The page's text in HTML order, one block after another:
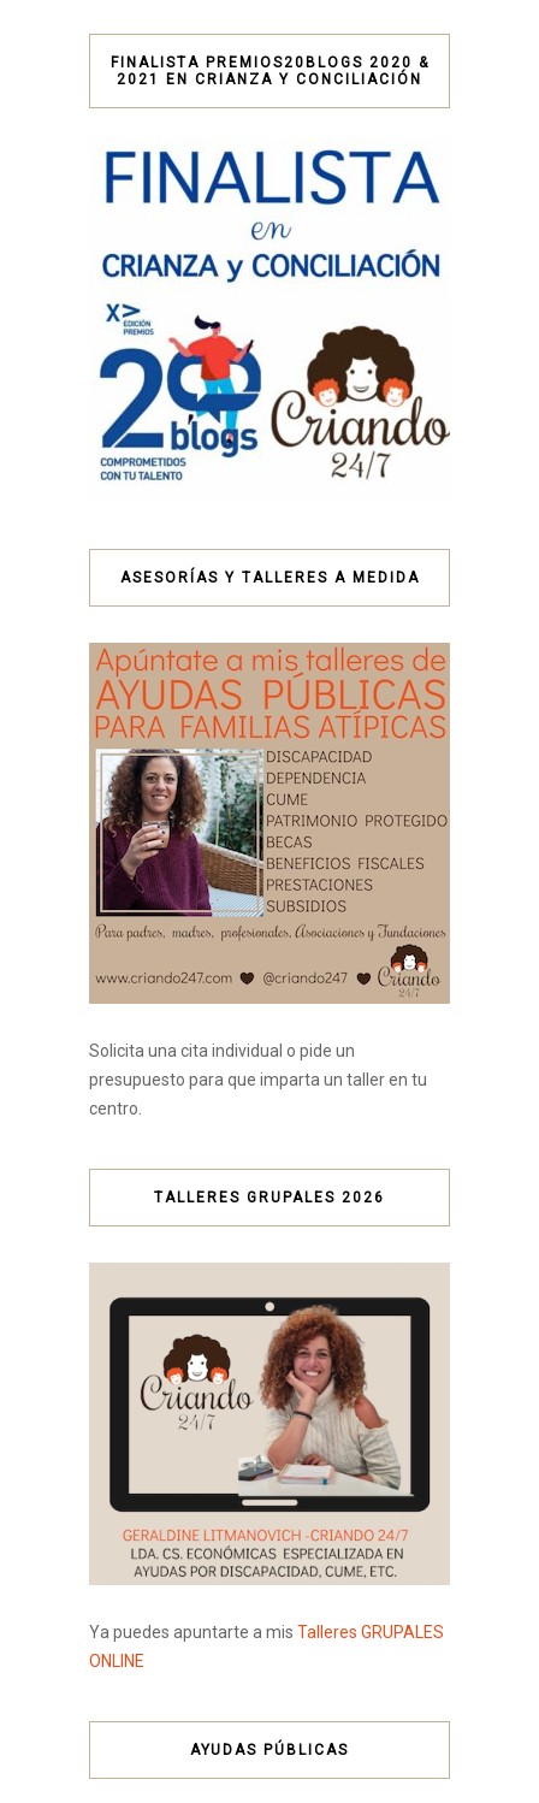
FINALISTA PREMIOS20BLOGS 2020 &
2021 EN CRIANZA Y CONCILIACIÓN
ASESORÍAS Y TALLERES A MEDIDA
Solicita una cita individual o pide un
presupuesto para que imparta un taller en tu
centro.
TALLERES GRUPALES 2026
Ya puedes apuntarte a mis Talleres GRUPALES
ONLINE
AYUDAS PÚBLICAS